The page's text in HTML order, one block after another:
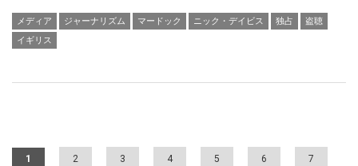
メディア ジャーナリズム マードック ニック・デイビス 独占
盗聴
イギリス
Pages
1 2 3 4 5 6 7